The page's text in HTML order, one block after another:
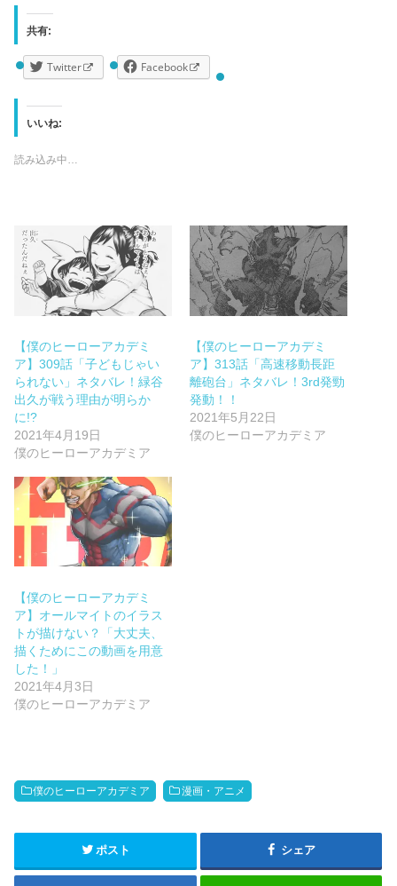
共有:
Twitter Facebook
いいね:
読み込み中…
【僕のヒーローアカデミ
ア】309話「子どもじゃい
られない」ネタバレ！緑谷
出久が戦う理由が明らか
に!?
2021年4月19日
僕のヒーローアカデミア
【僕のヒーローアカデミ
ア】313話「高速移動長距
離砲台」ネタバレ！3rd発勁
発動！！
2021年5月22日
僕のヒーローアカデミア
【僕のヒーローアカデミ
ア】オールマイトのイラス
トが描けない？「大丈夫、
描くためにこの動画を用意
した！」
2021年4月3日
僕のヒーローアカデミア
僕のヒーローアカデミア 漫画・アニメ
ポスト シェア